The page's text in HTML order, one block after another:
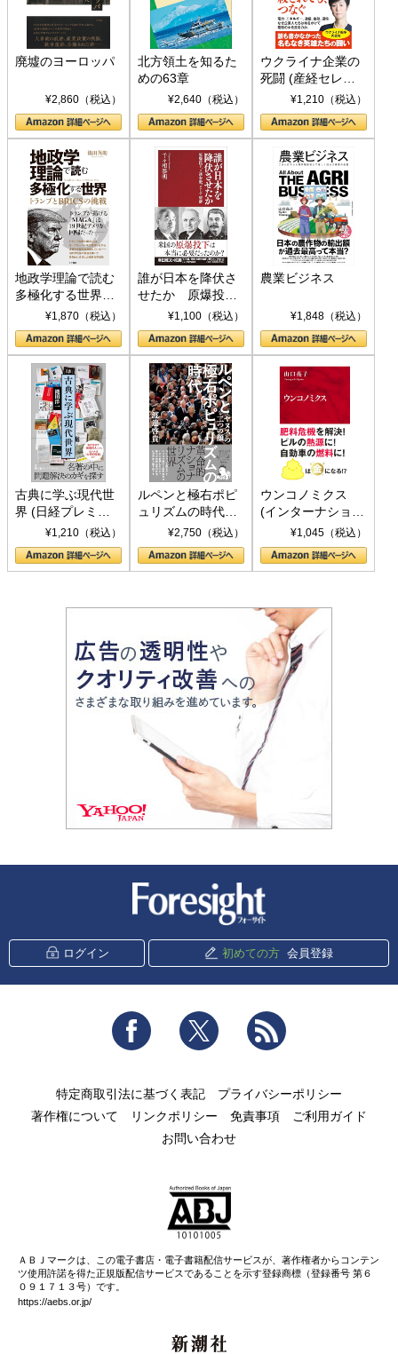
廃墟のヨーロッパ
¥2,860（税込）
北方領土を知るた
めの63章
¥2,640（税込）
ウクライナ企業の
死闘 (産経セレク
ト S 039)¥1,210（税込）
地政学理論で読む
多極化する世界：
トランプとBRICS
の挑戦
¥1,870（税込）
誰が日本を降伏さ
せたか 原爆投
下、ソ連参戦、そ
して聖断 (PHP新
書)
¥1,100（税込）
農業ビジネス
¥1,848（税込）
古典に学ぶ現代世
界 (日経プレミア
シリーズ)¥1,210（税込）
ルペンと極右ポピ
ュリズムの時代：
〈ヤヌス〉の二つ
の顔
¥2,750（税込）
ウンコノミクス
(インターナショナ
ル新書)¥1,045（税込）
ログイン 初めての方 会員登録
Facebook Twitter
特定商取引法に基づく表記
プライバシーポリシー
著作権について
リンクポリシー 免責事項
ご利用ガイド
お問い合わせ
ＡＢＪマークは、この電子書店・電子書籍配信サービスが、著作権者からコンテン
ツ使用許諾を得た正規版配信サービスであることを示す登録商標（登録番号 第６
０９１７１３号）です。
https://aebs.or.jp/